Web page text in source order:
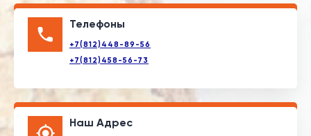
Телефоны
+7(812)448-89-56
+7(812)458-56-73
Наш Адрес